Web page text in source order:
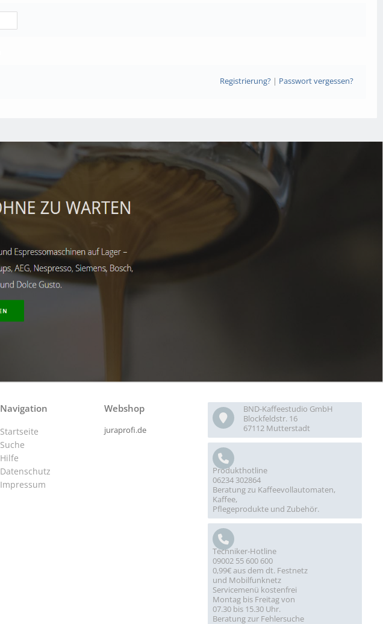
Registrierung?| Passwort vergessen?
BND-Kaffeestudio GmbH
Blockfeldstr. 16
67112 Mutterstadt
Produkthotline
06234 302864
Beratung zu Kaffeevollautomaten,
Kaffee,
Pflegeprodukte und Zubehör.
Techniker-Hotline
09002 55 600 600
0,99€ aus dem dt. Festnetz
und Mobilfunknetz
Servicemenü kostenfrei
Montag bis Freitag von
07.30 bis 15.30 Uhr.
Beratung zur Fehlersuche
Webshop
juraprofi.de
Navigation
Startseite
Suche
Hilfe
Datenschutz
Impressum